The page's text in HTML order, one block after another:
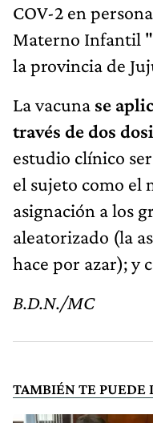
COV-2 en
Materno Infantil
la provincia de
La vacuna se
través de dos
estudio clínico
el sujeto como el
asignación a los
aleatorizado (la
hace por azar); y
B.D.N./MC
TAMBIÉN TE PUEDE